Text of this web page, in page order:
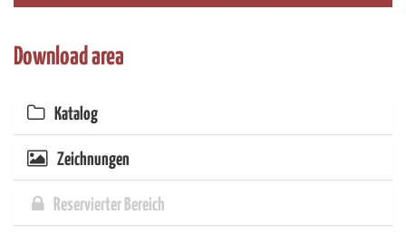
weiteren Daten zusammen, die Sie ihnen bereitgestellt
gesammelt haben.
Download area
Katalog
Zeichnungen
Reservierter Bereich